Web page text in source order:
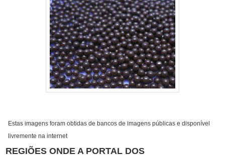
Estas imagens foram obtidas de bancos de imagens públicas e disponível
livremente na internet
REGIÕES ONDE A PORTAL DOS